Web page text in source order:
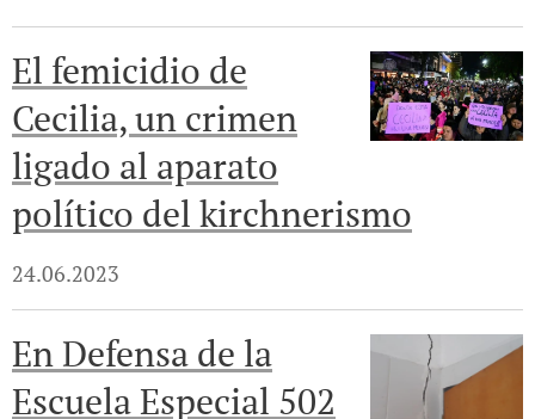
El femicidio de
Cecilia, un crimen
ligado al aparato
político del kirchnerismo
24.06.2023
En Defensa de la
Escuela Especial 502